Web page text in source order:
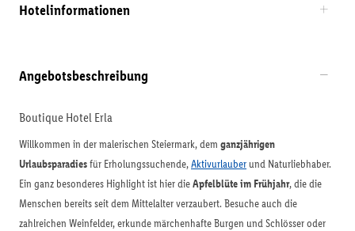
Hotelinformationen
Angebotsbeschreibung
Boutique Hotel Erla
Willkommen in der malerischen Steiermark, dem ganzjährigen
Urlaubsparadiesfür Erholungssuchende,Aktivurlauber und Naturliebhaber.
Ein ganz besonderes Highlight ist hier dieApfelblüte im Frühjahr, die die
Menschen bereits seit dem Mittelalter verzaubert. Besuche auch die
zahlreichen Weinfelder, erkunde märchenhafte Burgen und Schlösser oder